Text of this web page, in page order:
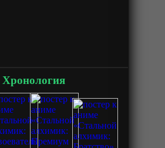
Хронология